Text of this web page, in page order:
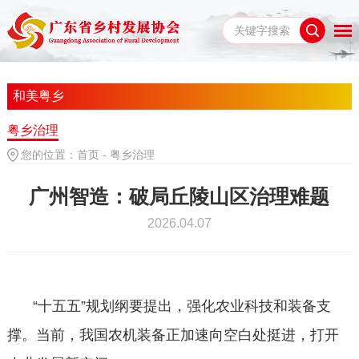
和美粤乡
粤乡治理
您的位置： 首页 - 粤乡治理
广州智造：破局丘陵山区治理难题
2026.04.07
“十五五”规划纲要提出，强化农业科技和装备支
撑。当前，我国农机装备正加速向空白处挺进，打开